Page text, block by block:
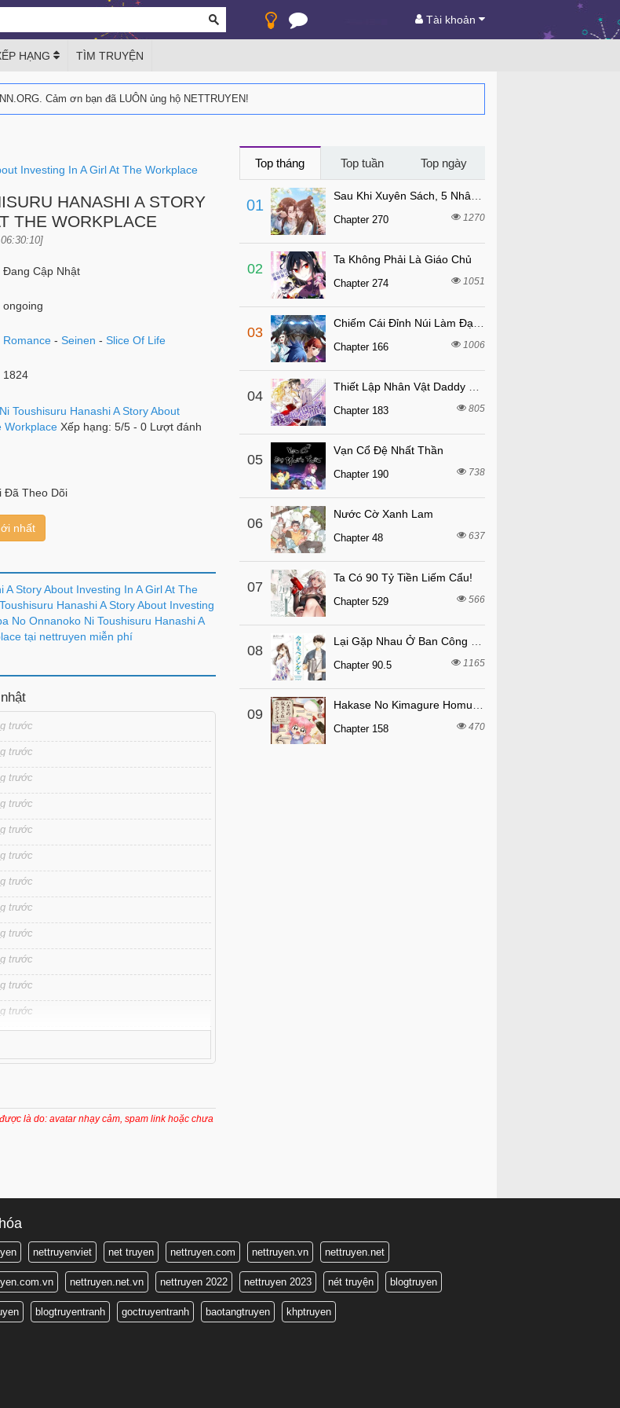
Tài khoản
HẠNG TÌM TRUYỆN
Cảm ơn bạn đã LUÔN ủng hộ NETTRUYEN!
Investing In A Girl At The Workplace
HANASHI A STORY
THE WORKPLACE
Đang Cập Nhật
ongoing
Romance -Seinen -Slice Of Life
1824
Toushisuru Hanashi A Story About
Workplace Xếp hạng: 5/5- 0Lượt đánh
Theo Dõi
nhất
Story About Investing In A Girl At The
Hanashi A Story About Investing
No Onnanoko Ni Toushisuru Hanashi A
tại nettruyen miễn phí
trước
trước
trước
trước
trước
trước
trước
trước
trước
trước
trước
trước
trước
trước
trước
trước
trước
trước
trước
là do: avatar nhạy cảm, spam link hoặc chưa
Top tháng Top tuần Top ngày
01
Chapter 270 1270
02
Ta Không Phải Là Giáo Chủ
Chapter 274 1051
03
Chapter 166 1006
04
Chapter 183 805
05
Vạn Cổ Đệ Nhất Thần
Chapter 190 738
06
Nước Cờ Xanh Lam
Chapter 48 637
07
Ta Có 90 Tỷ Tiền Liếm Cẩu!
Chapter 529 566
08
Chapter 90.5 1165
09
Chapter 158 470
nettruyenviet net truyen nettruyen.com nettruyen.vn nettruyen.net
nettruyen.net.vn nettruyen 2022 nettruyen 2023 nét truyện blogtruyen
blogtruyentranh goctruyentranh baotangtruyen khptruyen